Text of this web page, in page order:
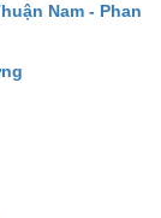
Nam - Phan